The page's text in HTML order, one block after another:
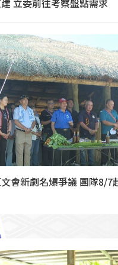
文會新劇名爆爭議 團隊8/